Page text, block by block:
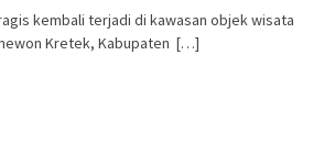
kembali terjadi di kawasan objek wisata
Kretek, Kabupaten […]